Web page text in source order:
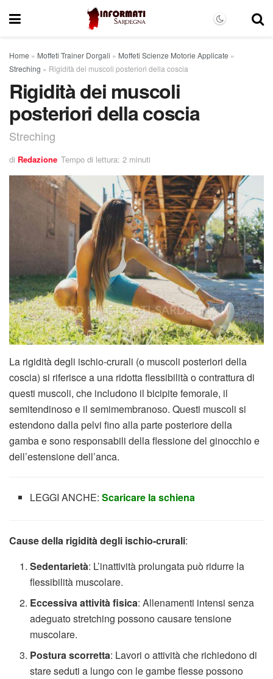
Home » Moffeti Trainer Dorgali » Moffeti Scienze Motorie Applicate »
Streching » Rigidità dei muscoli posteriori della coscia
Rigidità dei muscoli
posteriori della coscia
Streching
di Redazione Tempo di lettura: 2 minuti
La rigidità degli ischio-crurali (o muscoli posteriori della
coscia) si riferisce a una ridotta flessibilità o contrattura di
questi muscoli, che includono il bicipite femorale, il
semitendinoso e il semimembranoso. Questi muscoli si
estendono dalla pelvi fino alla parte posteriore della
gamba e sono responsabili della flessione del ginocchio e
dell’estensione dell’anca.
LEGGI ANCHE:Scaricare la schiena
Cause della rigidità degli ischio-crurali:
Sedentarietà: L’inattività prolungata può ridurre la
flessibilità muscolare.
Eccessiva attività fisica: Allenamenti intensi senza
adeguato stretching possono causare tensione
muscolare.
Postura scorretta: Lavori o attività che richiedono di
stare seduti a lungo con le gambe flesse possono